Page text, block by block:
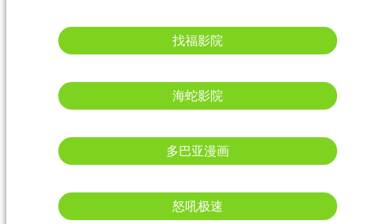
找福影院
海蛇影院
多巴亚漫画
怒吼极速